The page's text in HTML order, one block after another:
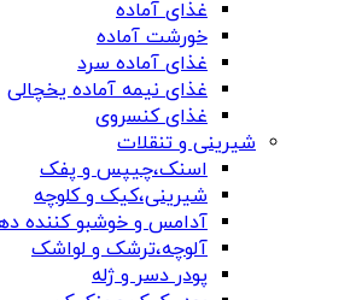
غذای آماده
خورشت آماده
غذای آماده سرد
غذای نیمه آماده یخچالی
غذای کنسروی
شیرینی و تنقلات
اسنک،چیپس و پفک
شیرینی،کیک و کلوچه
آدامس و خوشبو کننده
آلوچه،ترشک و لواشک
پودر دسر و ژله